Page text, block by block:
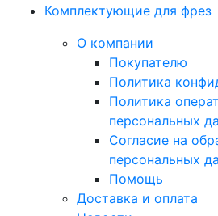
Комплектующие для фрез
О компании
Покупателю
Политика
Политика
персональных
Согласие на
персональных
Помощь
Доставка и оплата